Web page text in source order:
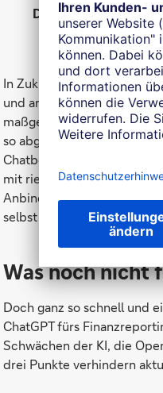
Die KI erlaubt auf
In Zukunft werden
und andere Interessierte
maßgeschneidert
so abgebildet werden, die
Chatbots sind schon
mit riesigen Datenmengen
Anbindung an ChatGPT
selbst zu erstellen. Die
Was noch nicht
Doch ganz so schnell und
ChatGPT fürs
Schwächen der KI, die
drei Punkte verhindern